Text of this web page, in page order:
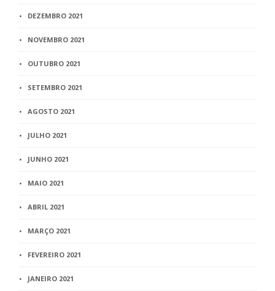
DEZEMBRO 2021
NOVEMBRO 2021
OUTUBRO 2021
SETEMBRO 2021
AGOSTO 2021
JULHO 2021
JUNHO 2021
MAIO 2021
ABRIL 2021
MARÇO 2021
FEVEREIRO 2021
JANEIRO 2021